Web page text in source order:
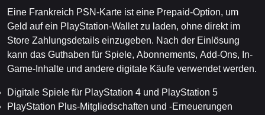
Eine Frankreich PSN-Karte ist eine Prepaid-Option, um
Geld auf ein PlayStation-Wallet zu laden, ohne direkt im
Store Zahlungsdetails einzugeben. Nach der Einlösung
kann das Guthaben für Spiele, Abonnements, Add-Ons, In-
Game-Inhalte und andere digitale Käufe verwendet werden.
Digitale Spiele für PlayStation 4 und PlayStation 5
PlayStation Plus-Mitgliedschaften und -Erneuerungen